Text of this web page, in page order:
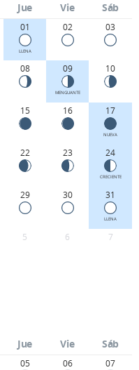
Jue Vie Sáb
01
LLENA
02 03
08 09
MENGUANTE
10
15 16 17
NUEVA
22 23 24
CRECIENTE
29 30 31
LLENA
5 6 7
Jue Vie Sáb
05 06 07